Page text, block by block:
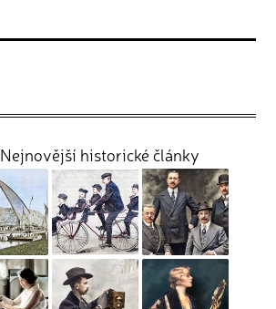
Nejnovější historické články